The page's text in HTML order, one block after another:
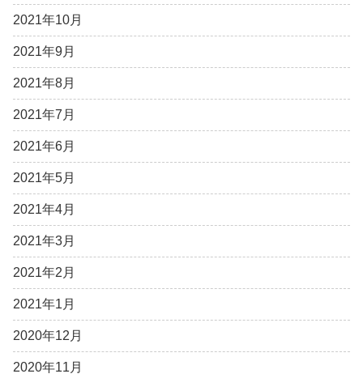
2021年10月
2021年9月
2021年8月
2021年7月
2021年6月
2021年5月
2021年4月
2021年3月
2021年2月
2021年1月
2020年12月
2020年11月